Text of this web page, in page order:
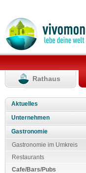
Rathaus
Aktuelles
Unternehmen
Gastronomie
Gastronomie im Umkreis
Restaurants
Cafe/Bars/Pubs